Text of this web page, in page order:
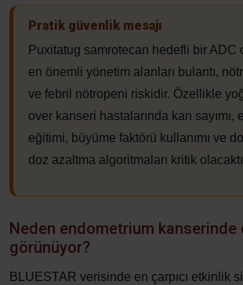
Pratik güvenlik mesajı
Puxitatug samrotecan hedefli bir ADC
en önemli yönetim alanları bulantı,
ve febril nötropeni riskidir. Özellikle
over kanseri hastalarında kan sayımı,
eğitimi, büyüme faktörü kullanımı ve
doz azaltma algoritmaları kritik
Neden endometrium kanserinde
görünüyor?
BLUESTAR verisinde en çarpıcı etkinlik